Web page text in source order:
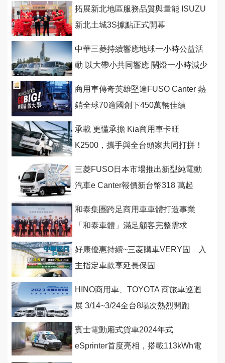
拓展新北地區服務品質與量能 ISUZU
新北土城3S據點正式開幕
中華三菱持續響應地球一小時公益活
動 以大帶小共同響應 關燈一小時減少
商用車傳奇英雄堅達FUSO Canter 熱
銷全球70逾國創下450萬輛佳績
承載 更懂承擔 Kia商用車卡旺
K2500，攜手與全台頭家共同打拼！
三菱FUSO日本市場推出新型純電動
汽車e Canter報價新台幣318 萬起
和泰集團跨足商用車車體打造事業
「和泰車體」滿足顧客完整需求
好康優惠持續~三菱購車VERY固 入
主指定車款享延長保固
HINO商用車、TOYOTA 商旅車巡迴
展 3/14~3/24全台8場次熱烈開跑
賓士電動廂式貨車2024年式
eSprinter首度亮相，搭載113kWh電